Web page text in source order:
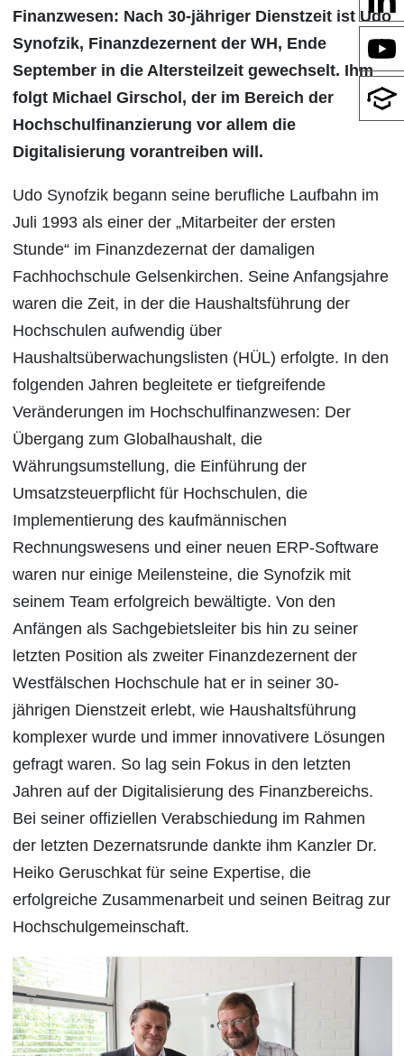
Finanzwesen: Nach 30-jähriger Dienstzeit ist Udo
Synofzik, Finanzdezernent der WH, Ende
September in die Altersteilzeit gewechselt. Ihm
folgt Michael Girschol, der im Bereich der
Hochschulfinanzierung vor allem die
Digitalisierung vorantreiben will.
Udo Synofzik begann seine berufliche Laufbahn im
Juli 1993 als einer der „Mitarbeiter der ersten
Stunde“ im Finanzdezernat der damaligen
Fachhochschule Gelsenkirchen. Seine Anfangsjahre
waren die Zeit, in der die Haushaltsführung der
Hochschulen aufwendig über
Haushaltsüberwachungslisten (HÜL) erfolgte. In den
folgenden Jahren begleitete er tiefgreifende
Veränderungen im Hochschulfinanzwesen: Der
Übergang zum Globalhaushalt, die
Währungsumstellung, die Einführung der
Umsatzsteuerpflicht für Hochschulen, die
Implementierung des kaufmännischen
Rechnungswesens und einer neuen ERP-Software
waren nur einige Meilensteine, die Synofzik mit
seinem Team erfolgreich bewältigte. Von den
Anfängen als Sachgebietsleiter bis hin zu seiner
letzten Position als zweiter Finanzdezernent der
Westfälschen Hochschule hat er in seiner 30-
jährigen Dienstzeit erlebt, wie Haushaltsführung
komplexer wurde und immer innovativere Lösungen
gefragt waren. So lag sein Fokus in den letzten
Jahren auf der Digitalisierung des Finanzbereichs.
Bei seiner offiziellen Verabschiedung im Rahmen
der letzten Dezernatsrunde dankte ihm Kanzler Dr.
Heiko Geruschkat für seine Expertise, die
erfolgreiche Zusammenarbeit und seinen Beitrag zur
Hochschulgemeinschaft.